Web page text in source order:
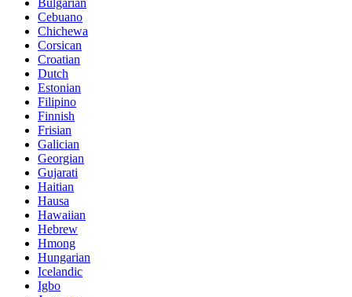
Bulgarian
Cebuano
Chichewa
Corsican
Croatian
Dutch
Estonian
Filipino
Finnish
Frisian
Galician
Georgian
Gujarati
Haitian
Hausa
Hawaiian
Hebrew
Hmong
Hungarian
Icelandic
Igbo